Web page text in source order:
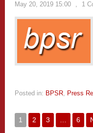
May 20, 2019 15:00 , 1
Posted in: BPSR, Press
1 2 3 6